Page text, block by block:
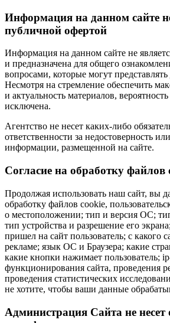
Информация на данном сайте
публичной офертой
Информация на данном сайте не
и предназначена для общего
вопросами, которые могут
Несмотря на стремление обеспечить
и актуальность материалов,
исключена.
Агентство не несет каких-либо
ответственности за недостоверность
информации, размещенной на сайте.
Cогласие на обработку файлов
Продолжая использовать наш сайт, вы
обработку файлов cookie,
о местоположении; тип и версия ОС;
тип устройства и разрешение его
пришел на сайт пользователь; с какого
рекламе; язык ОС и Браузера; какие
какие кнопки нажимает пользователь;
функционирования сайта, проведения
проведения статистических
не хотите, чтобы ваши данные
Администрация Сайта не несет